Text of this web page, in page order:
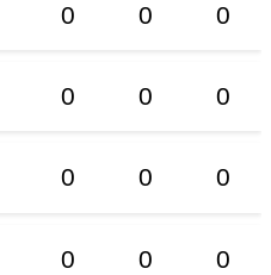
0 0 0
0 0 0
0 0 0
0 0 0